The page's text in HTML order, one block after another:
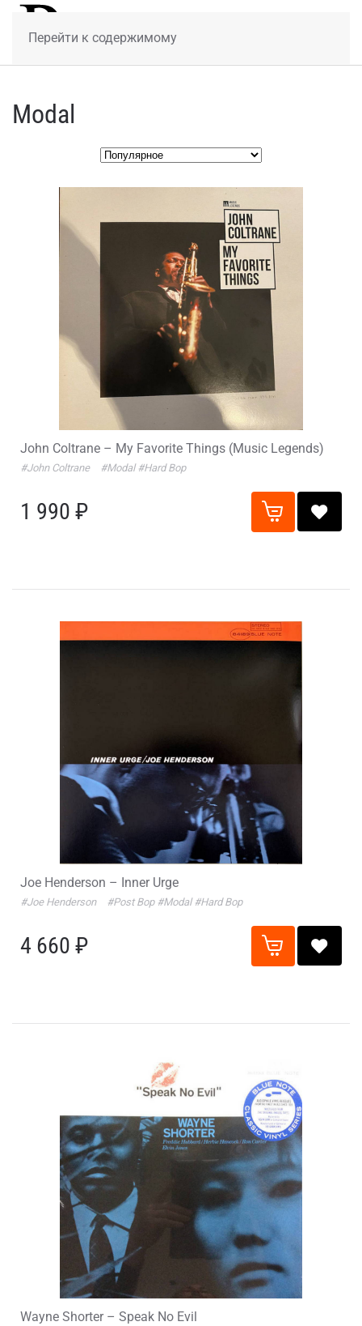
Перейти к содержимому
Modal
John Coltrane – My Favorite Things (Music Legends)
#John Coltrane #Modal #Hard Bop
1 990 ₽
Joe Henderson – Inner Urge
#Joe Henderson #Post Bop #Modal #Hard Bop
4 660 ₽
Wayne Shorter – Speak No Evil